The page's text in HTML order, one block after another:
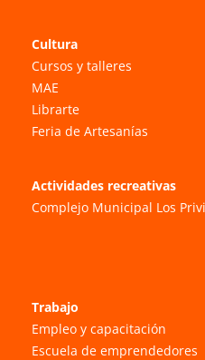
Cultura
Cursos y talleres
MAE
Librarte
Feria de Artesanías
Actividades recreativas
Complejo Municipal Los
Trabajo
Empleo y capacitación
Escuela de emprendedores